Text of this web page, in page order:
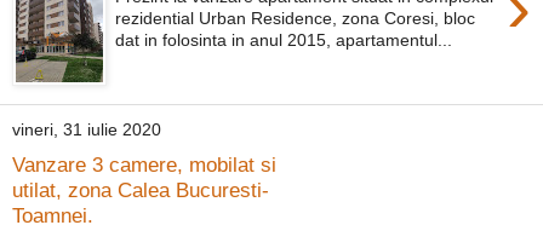
rezidential Urban Residence, zona Coresi, bloc
dat in folosinta in anul 2015, apartamentul...
vineri, 31 iulie 2020
Vanzare 3 camere, mobilat si
utilat, zona Calea Bucuresti-
Toamnei.